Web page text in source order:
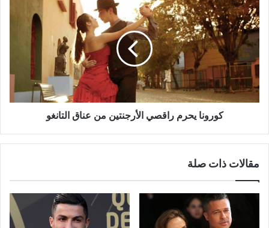
يحرم
راقصي
الأرجنتين
عناق
التانغو
كورونا يحرم راقصي الأرجنتين من عناق التانغو
مقالات ذات صلة